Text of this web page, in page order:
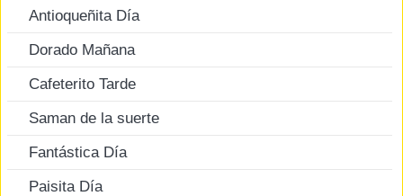
Antioqueñita Día
Dorado Mañana
Cafeterito Tarde
Saman de la suerte
Fantástica Día
Paisita Día